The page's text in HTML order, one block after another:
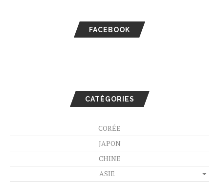
FACEBOOK
CATÉGORIES
CORÉE
JAPON
CHINE
ASIE